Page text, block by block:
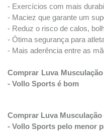
- Exercícios com mais
- Maciez que garante um
- Reduz o risco de calos,
- Ótima segurança para
- Mais aderência entre as
Comprar Luva
- Vollo Sports é bom
Comprar Luva
- Vollo Sports pelo menor